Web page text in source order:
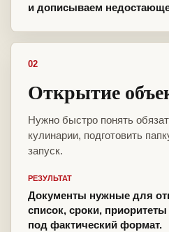
и дописываем
02
Открытие
Нужно быстро понять
кулинарии, подготовить
запуск.
РЕЗУЛЬТАТ
Документы нужные для
список, сроки,
под фактический формат.